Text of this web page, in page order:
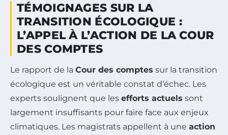
TÉMOIGNAGES SUR LA
TRANSITION ÉCOLOGIQUE :
L’APPEL À L’ACTION DE LA COUR
DES COMPTES
Le rapport de la Cour des comptes sur la transition
écologique est un véritable constat d’échec. Les
experts soulignent que les efforts actuels sont
largement insuffisants pour faire face aux enjeux
climatiques. Les magistrats appellent à une action